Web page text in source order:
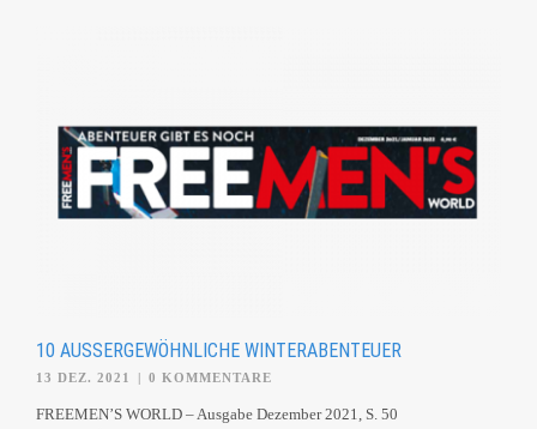
10 AUSSERGEWÖHNLICHE WINTERABENTEUER
13 DEZ. 2021 | 0 KOMMENTARE
FREEMEN’S WORLD – Ausgabe Dezember 2021, S. 50